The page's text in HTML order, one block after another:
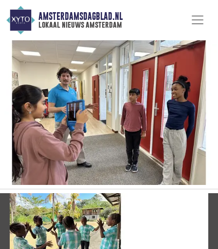
AMSTERDAMSDAGBLAD.NL
lokaal nieuws amsterdam
Vorige